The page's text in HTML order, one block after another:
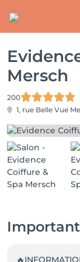
Mersch
200
1, rue Belle Vue